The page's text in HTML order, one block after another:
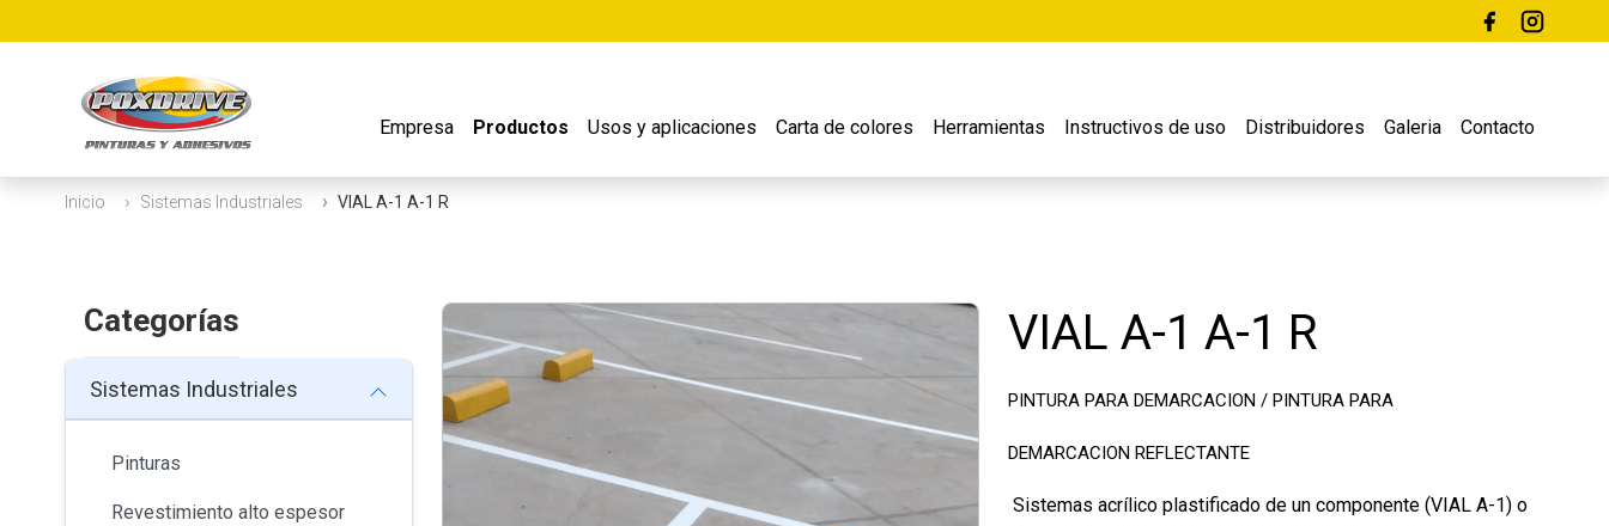
Empresa Productos Usos y aplicaciones Carta de colores Herramientas Instructivos de uso Distribuidores Galeria Contacto
Inicio Sistemas Industriales VIAL A-1 A-1 R
Categorías
Sistemas Industriales
Pinturas
Revestimiento alto espesor
VIAL A-1 A-1 R
PINTURA PARA DEMARCACION / PINTURA PARA
DEMARCACION REFLECTANTE
Sistemas acrílico plastificado de un componente (VIAL A-1) o